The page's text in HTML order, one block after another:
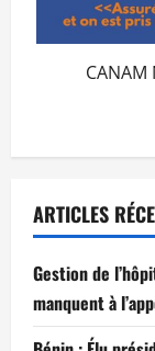
ARTICLES
Gestion de
manquent à